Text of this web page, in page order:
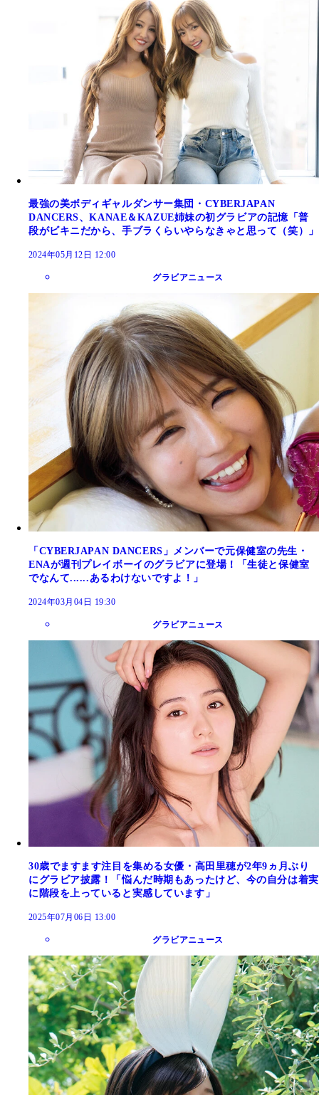
最強の美ボディギャルダンサー集団・CYBERJAPAN
DANCERS、KANAE＆KAZUE姉妹の初グラビアの記憶「普
段がビキニだから、手ブラくらいやらなきゃと思って（笑）」
2024年05月12日 12:00
グラビアニュース
「CYBERJAPAN DANCERS」メンバーで元保健室の先生・
ENAが週刊プレイボーイのグラビアに登場！「生徒と保健室
でなんて......あるわけないですよ！」
2024年03月04日 19:30
グラビアニュース
30歳でますます注目を集める女優・高田里穂が2年9ヵ月ぶり
にグラビア披露！「悩んだ時期もあったけど、今の自分は着実
に階段を上っていると実感しています」
2025年07月06日 13:00
グラビアニュース